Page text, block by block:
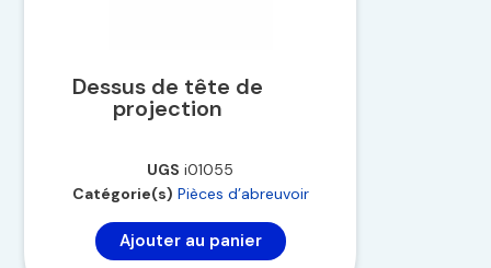
Dessus de tête de
projection
UGS i01055
Catégorie(s) Pièces d’abreuvoir
Ajouter au panier